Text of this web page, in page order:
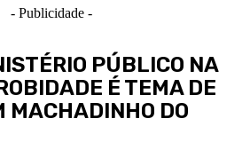
- Publicidade -
PÚBLICO NA
É TEMA DE
MACHADINHO DO